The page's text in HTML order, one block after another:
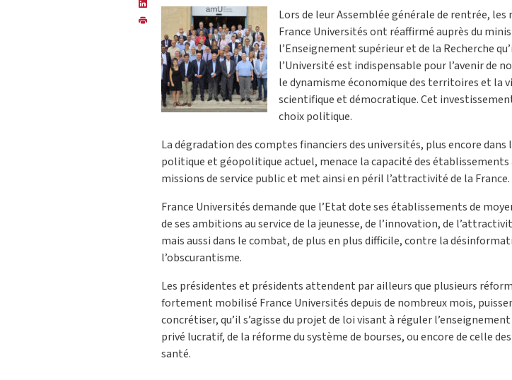
Lors de leur Assemblée générale de rentrée, les
France Universités ont réaffirmé auprès du
l’Enseignement supérieur et de la Recherche
l’Université est indispensable pour l’avenir de
le dynamisme économique des territoires et la
scientifique et démocratique. Cet
choix politique.
La dégradation des comptes financiers des universités, plus encore dans
politique et géopolitique actuel, menace la capacité des établissements
missions de service public et met ainsi en péril l’attractivité de la France.
France Universités demande que l’Etat dote ses établissements de
de ses ambitions au service de la jeunesse, de l’innovation, de
mais aussi dans le combat, de plus en plus difficile, contre la
l’obscurantisme.
Les présidentes et présidents attendent par ailleurs que plusieurs
fortement mobilisé France Universités depuis de nombreux mois,
concrétiser, qu’il s’agisse du projet de loi visant à réguler
privé lucratif, de la réforme du système de bourses, ou encore de celle
santé.